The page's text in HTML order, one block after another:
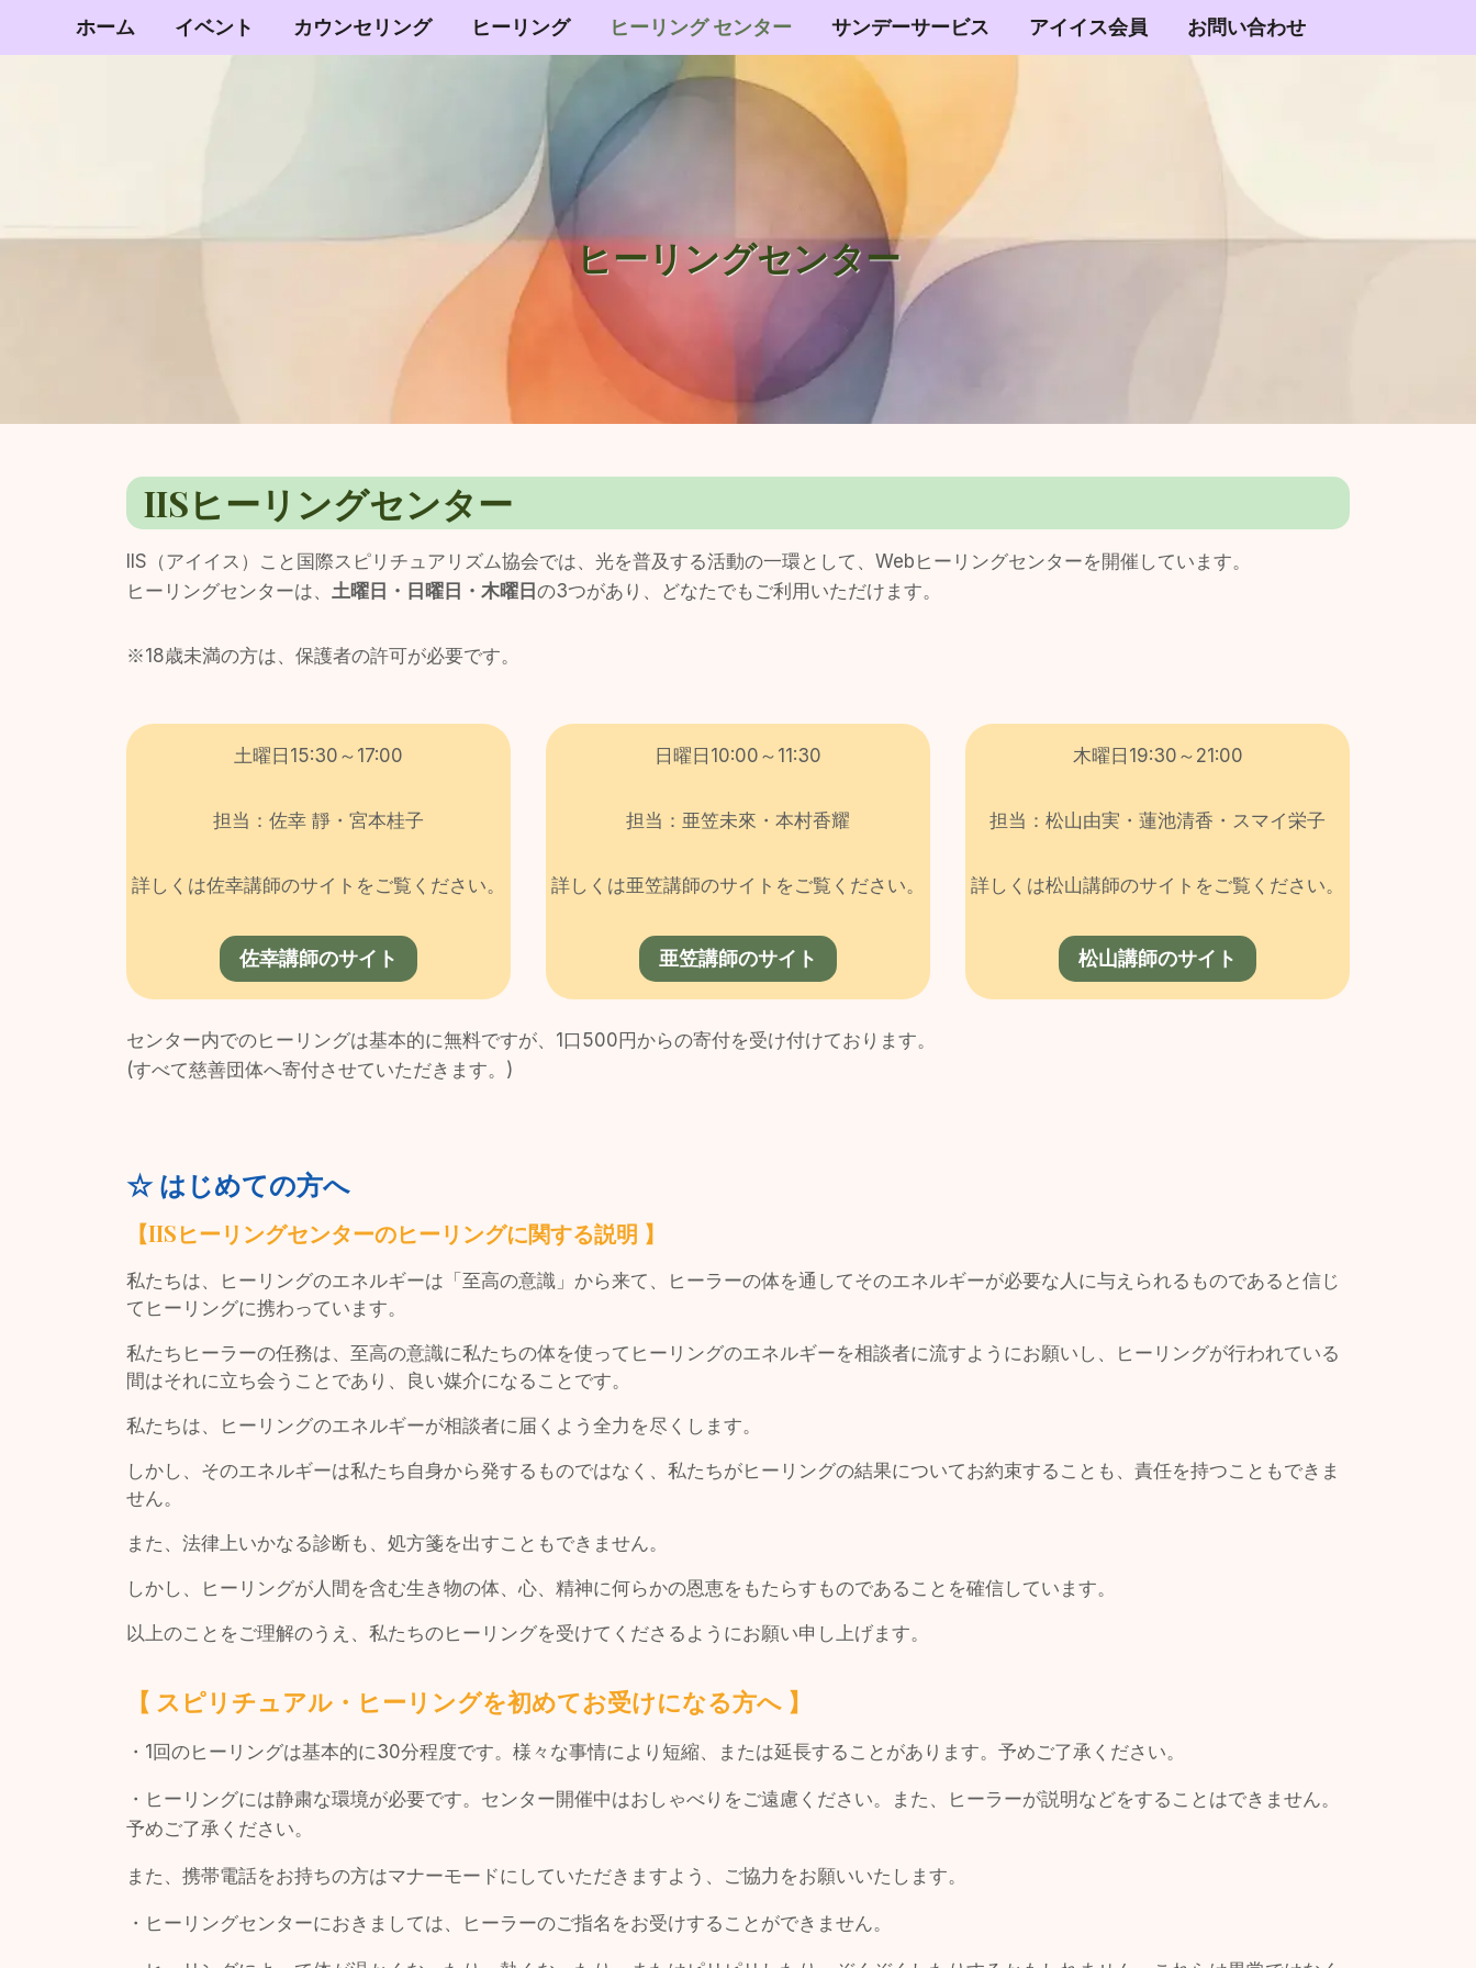
ホーム イベント カウンセリング ヒーリング ヒーリング センター サンデーサービス アイイス会員 お問い合わせ
ヒーリングセンター
IISヒーリングセンター
IIS（アイイス）こと国際スピリチュアリズム協会では、光を普及する活動の一環として、Webヒーリングセンターを開催しています。
ヒーリングセンターは、 土曜日・日曜日・木曜日の3つがあり、どなたでもご利用いただけます。
※18歳未満の方は、保護者の許可が必要です。
土曜日15:30～17:00
担当：佐幸 靜・宮本桂子
詳しくは佐幸講師のサイトをご覧ください。
佐幸講師のサイト
日曜日10:00～11:30
担当：亜笠未來・本村香耀
詳しくは亜笠講師のサイトをご覧ください。
亜笠講師のサイト
木曜日19:30～21:00
担当：松山由実・蓮池清香・スマイ栄子
詳しくは松山講師のサイトをご覧ください。
松山講師のサイト
センター内でのヒーリングは基本的に無料ですが、1口500円からの寄付を受け付けております。
(すべて慈善団体へ寄付させていただきます。)
☆ はじめての方へ
【IISヒーリングセンターのヒーリングに関する説明 】
私たちは、ヒーリングのエネルギーは「至高の意識」から来て、ヒーラーの体を通してそのエネルギーが必要な人に与えられるものであると信じ
てヒーリングに携わっています。
私たちヒーラーの任務は、至高の意識に私たちの体を使ってヒーリングのエネルギーを相談者に流すようにお願いし、ヒーリングが行われている
間はそれに立ち会うことであり、良い媒介になることです。
私たちは、ヒーリングのエネルギーが相談者に届くよう全力を尽くします。
しかし、そのエネルギーは私たち自身から発するものではなく、私たちがヒーリングの結果についてお約束することも、責任を持つこともできま
せん。
また、法律上いかなる診断も、処方箋を出すこともできません。
しかし、ヒーリングが人間を含む生き物の体、心、精神に何らかの恩恵をもたらすものであることを確信しています。
以上のことをご理解のうえ、私たちのヒーリングを受けてくださるようにお願い申し上げます。
【 スピリチュアル・ヒーリングを初めてお受けになる方へ 】
・1回のヒーリングは基本的に30分程度です。様々な事情により短縮、または延長することがあります。予めご了承ください。
・ヒーリングには静粛な環境が必要です。センター開催中はおしゃべりをご遠慮ください。また、ヒーラーが説明などをすることはできません。
予めご了承ください。
また、携帯電話をお持ちの方はマナーモードにしていただきますよう、ご協力をお願いいたします。
・ヒーリングセンターにおきましては、ヒーラーのご指名をお受けすることができません。